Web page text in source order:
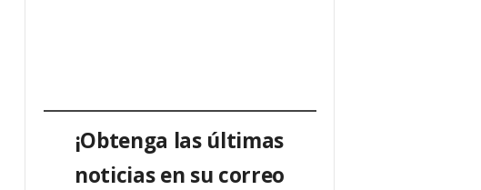
¡Obtenga las últimas
noticias en su correo